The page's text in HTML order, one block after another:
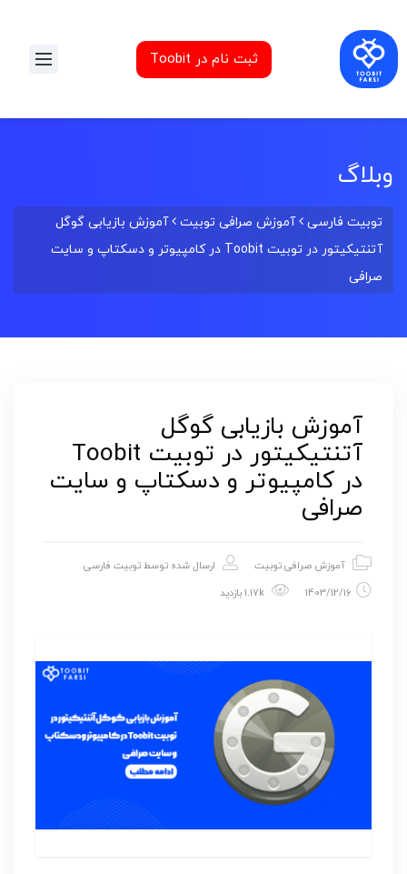
ثبت نام در Toobit
وبلاگ
توبیت فارسی آموزش صرافی توبیت
آموزش بازیابی گوگل
آتنتیکیتور در توبیت Toobit در کامپیوتر و دسکتاپ و سایت
صرافی
آموزش بازیابی گوگل
آتنتیکیتور در توبیت Toobit
در کامپیوتر و دسکتاپ و سایت
صرافی
آموزش صرافی توبیت ارسال شده توسطتوبیت فارسی
1403/12/16